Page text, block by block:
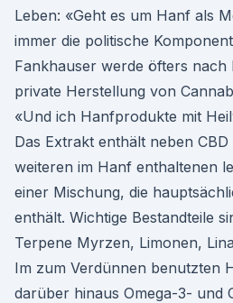
Leben: «Geht es um Hanf als
immer die politische
Fankhauser werde öfters nach
private Herstellung von
«Und ich Hanfprodukte mit
Das Extrakt enthält neben CBD
weiteren im Hanf enthaltenen
einer Mischung, die
enthält. Wichtige Bestandteile
Terpene Myrzen, Limonen,
Im zum Verdünnen benutzten
darüber hinaus Omega-3- und